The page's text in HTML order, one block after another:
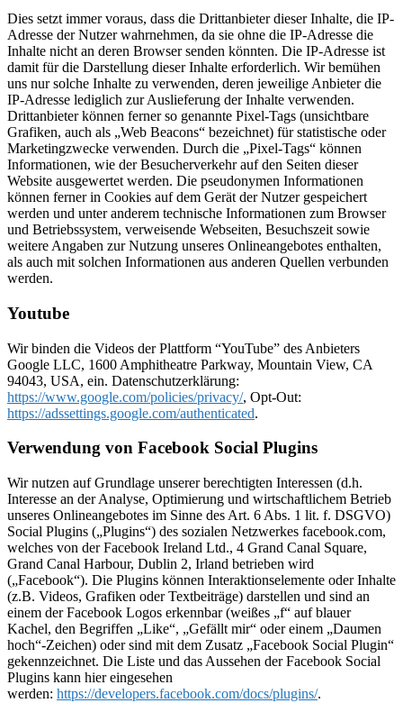
Dies setzt immer voraus, dass die Drittanbieter dieser Inhalte, die IP-
Adresse der Nutzer wahrnehmen, da sie ohne die IP-Adresse die
Inhalte nicht an deren Browser senden könnten. Die IP-Adresse ist
damit für die Darstellung dieser Inhalte erforderlich. Wir bemühen
uns nur solche Inhalte zu verwenden, deren jeweilige Anbieter die
IP-Adresse lediglich zur Auslieferung der Inhalte verwenden.
Drittanbieter können ferner so genannte Pixel-Tags (unsichtbare
Grafiken, auch als „Web Beacons“ bezeichnet) für statistische oder
Marketingzwecke verwenden. Durch die „Pixel-Tags“ können
Informationen, wie der Besucherverkehr auf den Seiten dieser
Website ausgewertet werden. Die pseudonymen Informationen
können ferner in Cookies auf dem Gerät der Nutzer gespeichert
werden und unter anderem technische Informationen zum Browser
und Betriebssystem, verweisende Webseiten, Besuchszeit sowie
weitere Angaben zur Nutzung unseres Onlineangebotes enthalten,
als auch mit solchen Informationen aus anderen Quellen verbunden
werden.
Youtube
Wir binden die Videos der Plattform “YouTube” des Anbieters
Google LLC, 1600 Amphitheatre Parkway, Mountain View, CA
94043, USA, ein. Datenschutzerklärung:
https://www.google.com/policies/privacy/, Opt-Out:
https://adssettings.google.com/authenticated.
Verwendung von Facebook Social Plugins
Wir nutzen auf Grundlage unserer berechtigten Interessen (d.h.
Interesse an der Analyse, Optimierung und wirtschaftlichem Betrieb
unseres Onlineangebotes im Sinne des Art. 6 Abs. 1 lit. f. DSGVO)
Social Plugins („Plugins“) des sozialen Netzwerkes facebook.com,
welches von der Facebook Ireland Ltd., 4 Grand Canal Square,
Grand Canal Harbour, Dublin 2, Irland betrieben wird
(„Facebook“). Die Plugins können Interaktionselemente oder Inhalte
(z.B. Videos, Grafiken oder Textbeiträge) darstellen und sind an
einem der Facebook Logos erkennbar (weißes „f“ auf blauer
Kachel, den Begriffen „Like“, „Gefällt mir“ oder einem „Daumen
hoch“-Zeichen) oder sind mit dem Zusatz „Facebook Social Plugin“
gekennzeichnet. Die Liste und das Aussehen der Facebook Social
Plugins kann hier eingesehen
werden: https://developers.facebook.com/docs/plugins/.